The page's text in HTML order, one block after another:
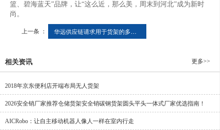
篮、碧海蓝天”品牌，让“这么近，那么美，周末到河北”成为新时
尚。
上一条 ： 华远供应链请求用于货架的多层货品主动转运机械设备专利有用处理了现有设备在狭隘货架环境中作业功率低、稳定性差、易产生坠落的问题
相关资讯 更多>>
2018年京东便利店开端布局无人货架
2026安全销厂家推荐仓储货架安全销碳钢货架圆头平头一体式厂家优选指南！
AICRobo：让自主移动机器人像人一样在室内行走